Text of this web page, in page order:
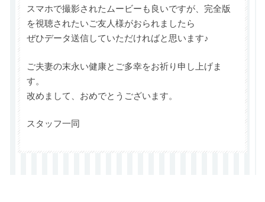
スマホで撮影されたムービーも良いですが、完全版
を視聴されたいご友人様がおられましたら
ぜひデータ送信していただければと思います♪
ご夫妻の末永い健康とご多幸をお祈り申し上げま
す。
改めまして、おめでとうございます。
スタッフ一同